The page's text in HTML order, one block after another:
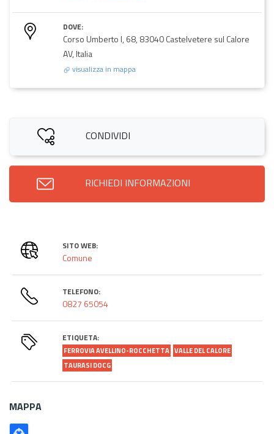
DOVE:
Corso Umberto I, 68, 83040 Castelvetere sul Calore
AV, Italia
visualizza in mappa
CONDIVIDI
RICHIEDI INFORMAZIONI
SITO WEB:
Comune
TELEFONO:
0827 65054
ETIQUETA:
FERROVIA AVELLINO-ROCCHETTA VALLE DEL CALORE
TAURASI DOCG
MAPPA
Poligono